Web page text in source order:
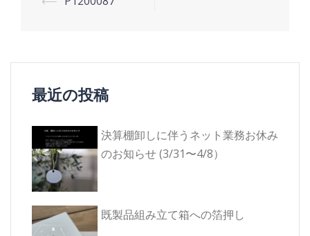
ビ
ゲ
ー
シ
ョ
ン
最近の投稿
決算棚卸しに伴うネット業務お休み
のお知らせ (3/31〜4/8）
既製品組み立て箱への箔押し